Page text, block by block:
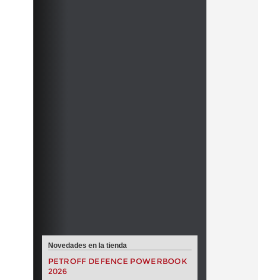
Novedades en la tienda
PETROFF DEFENCE POWERBOOK
2026